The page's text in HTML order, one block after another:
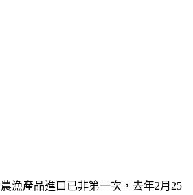
漁產品進口已非第一次，去年2月25